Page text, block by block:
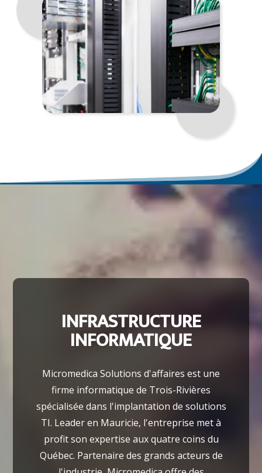
INFRASTRUCTURE
INFORMATIQUE
Micromedica Solutions d'affaires est une
firme informatique de Trois-Rivières
spécialisée dans l'implantation de solutions
TI. Leader en Mauricie, l'entreprise met à
profit son expertise aux quatre coins du
Québec. Partenaire des grands acteurs de